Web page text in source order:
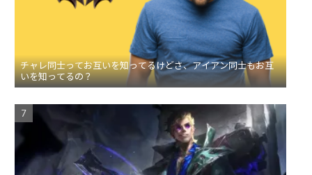
チャレ同士ってお互いを知ってるけどさ、アイアン同士もお互
いを知ってるの？